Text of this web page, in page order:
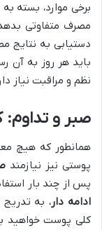
برخی موارد،
مصرف متفاوتی
دستیابی به نتایج
باید هر روز به آن
نظم و مراقبت نیاز
صبر و تداوم:
همانطور که هیچ
پوستی نیز نیازمند
پس از چند بار
ادامه دار، به
کلی پوست خواهید